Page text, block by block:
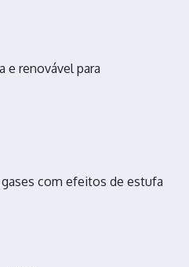
e renovável para
com efeitos de estufa